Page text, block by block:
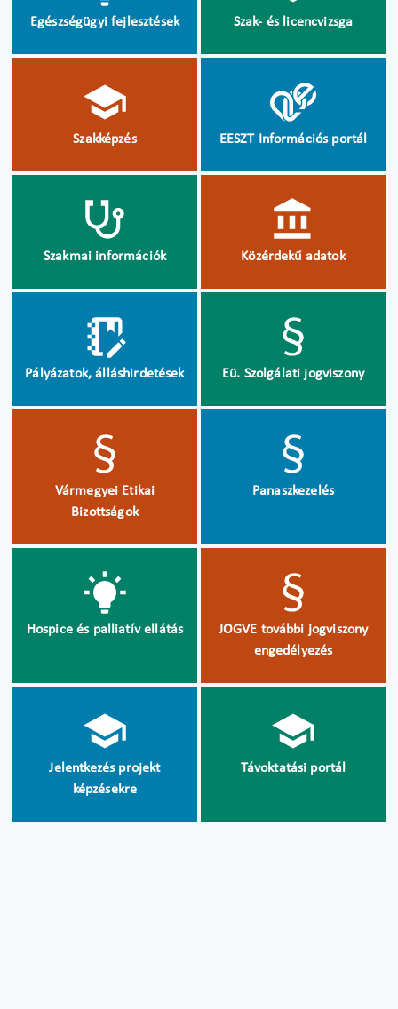
Egészségügyi fejlesztések Szak- és licencvizsga
Szakképzés EESZT Információs portál
Szakmai információk Közérdekű adatok
Pályázatok, álláshirdetések Eü. Szolgálati jogviszony
Vármegyei Etikai
Bizottságok
Panaszkezelés
Hospice és palliatív ellátás
JOGVE további jogviszony
engedélyezés
Jelentkezés projekt
képzésekre
Távoktatási portál